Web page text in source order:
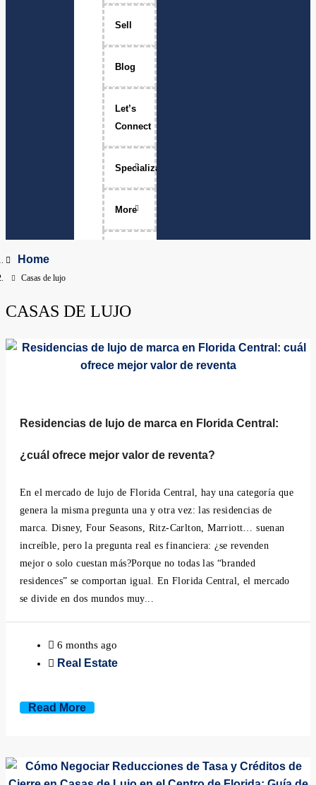
Sell
Blog
Let’s
Connect
Specializations
Luxury Home Sales
Physicians
More
Clermont, Florida
Mount Dora, Florida
Montverde, Florida
Oakland, Florida
Ocoee, Florida
Property Management
Home
Casas de lujo
CASAS DE LUJO
Residencias de lujo de marca en Florida Central:
¿cuál ofrece mejor valor de reventa?
En el mercado de lujo de Florida Central, hay una categoría que
genera la misma pregunta una y otra vez: las residencias de
marca. Disney, Four Seasons, Ritz-Carlton, Marriott… suenan
increíble, pero la pregunta real es financiera: ¿se revenden
mejor o solo cuestan más?Porque no todas las “branded
residences” se comportan igual. En Florida Central, el mercado
se divide en dos mundos muy...
6 months ago
Real Estate
Read More